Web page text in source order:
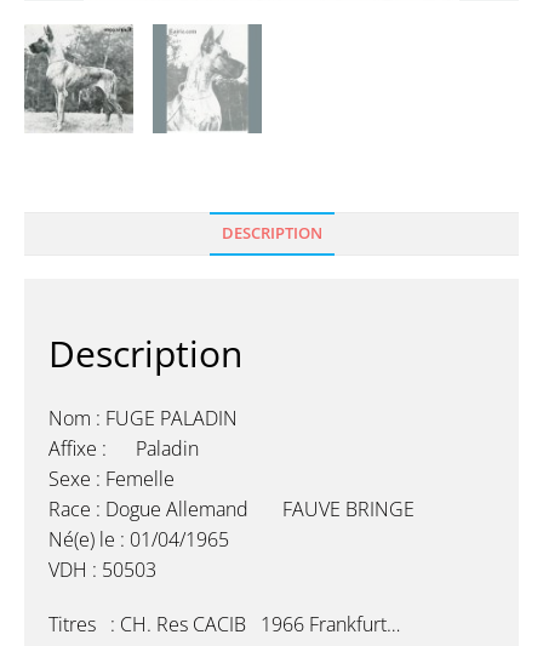
DESCRIPTION
Description
Nom : FUGE PALADIN
Affixe : Paladin
Sexe : Femelle
Race : Dogue Allemand FAUVE BRINGE
Né(e) le : 01/04/1965
VDH : 50503
Titres : CH. Res CACIB 1966 Frankfurt…